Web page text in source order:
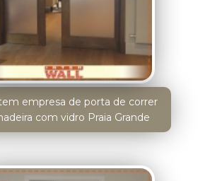
empresa de porta de correr
com vidro Praia Grande